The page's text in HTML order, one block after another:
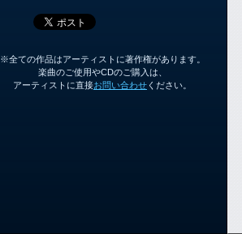
※全ての作品はアーティストに著作権があります。
楽曲のご使用やCDのご購入は、
アーティストに直接お問い合わせ ください。